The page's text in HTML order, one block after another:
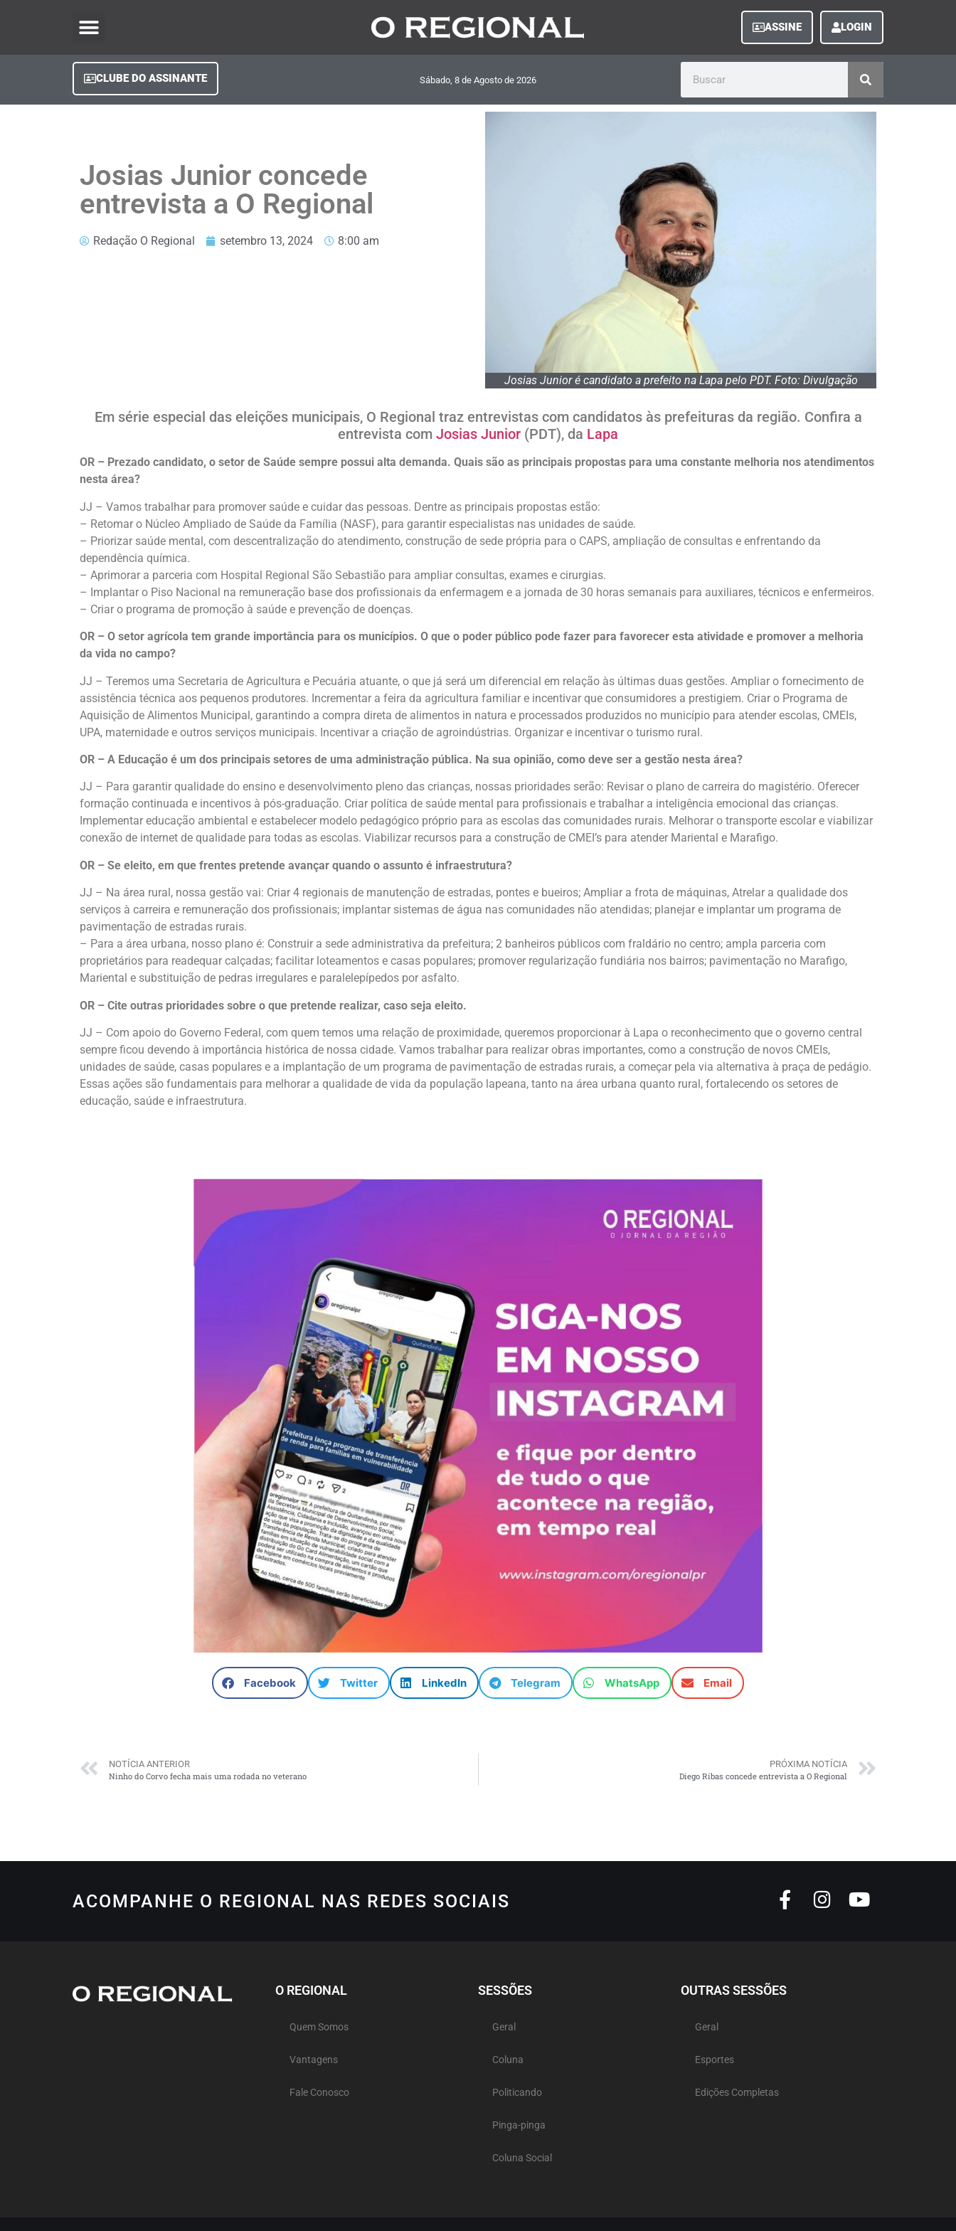
ASSINE LOGIN
CLUBE DO ASSINANTE Sábado, 8 de Agosto de 2026
Josias Junior concede
entrevista a O Regional
Redação O Regional setembro 13, 2024 8:00 am
Josias Junior é candidato a prefeito na Lapa pelo PDT. Foto: Divulgação
Em série especial das eleições municipais, O Regional traz entrevistas com candidatos às prefeituras da região. Confira a
entrevista com Josias Junior (PDT), da Lapa
OR – Prezado candidato, o setor de Saúde sempre possui alta demanda. Quais são as principais propostas para uma constante melhoria nos atendimentos
nesta área?
JJ – Vamos trabalhar para promover saúde e cuidar das pessoas. Dentre as principais propostas estão:
– Retomar o Núcleo Ampliado de Saúde da Família (NASF), para garantir especialistas nas unidades de saúde.
– Priorizar saúde mental, com descentralização do atendimento, construção de sede própria para o CAPS, ampliação de consultas e enfrentando da
dependência química.
– Aprimorar a parceria com Hospital Regional São Sebastião para ampliar consultas, exames e cirurgias.
– Implantar o Piso Nacional na remuneração base dos profissionais da enfermagem e a jornada de 30 horas semanais para auxiliares, técnicos e enfermeiros.
– Criar o programa de promoção à saúde e prevenção de doenças.
OR – O setor agrícola tem grande importância para os municípios. O que o poder público pode fazer para favorecer esta atividade e promover a melhoria
da vida no campo?
JJ – Teremos uma Secretaria de Agricultura e Pecuária atuante, o que já será um diferencial em relação às últimas duas gestões. Ampliar o fornecimento de
assistência técnica aos pequenos produtores. Incrementar a feira da agricultura familiar e incentivar que consumidores a prestigiem. Criar o Programa de
Aquisição de Alimentos Municipal, garantindo a compra direta de alimentos in natura e processados produzidos no município para atender escolas, CMEIs,
UPA, maternidade e outros serviços municipais. Incentivar a criação de agroindústrias. Organizar e incentivar o turismo rural.
OR – A Educação é um dos principais setores de uma administração pública. Na sua opinião, como deve ser a gestão nesta área?
JJ – Para garantir qualidade do ensino e desenvolvimento pleno das crianças, nossas prioridades serão: Revisar o plano de carreira do magistério. Oferecer
formação continuada e incentivos à pós-graduação. Criar política de saúde mental para profissionais e trabalhar a inteligência emocional das crianças.
Implementar educação ambiental e estabelecer modelo pedagógico próprio para as escolas das comunidades rurais. Melhorar o transporte escolar e viabilizar
conexão de internet de qualidade para todas as escolas. Viabilizar recursos para a construção de CMEI’s para atender Mariental e Marafigo.
OR – Se eleito, em que frentes pretende avançar quando o assunto é infraestrutura?
JJ – Na área rural, nossa gestão vai: Criar 4 regionais de manutenção de estradas, pontes e bueiros; Ampliar a frota de máquinas, Atrelar a qualidade dos
serviços à carreira e remuneração dos profissionais; implantar sistemas de água nas comunidades não atendidas; planejar e implantar um programa de
pavimentação de estradas rurais.
– Para a área urbana, nosso plano é: Construir a sede administrativa da prefeitura; 2 banheiros públicos com fraldário no centro; ampla parceria com
proprietários para readequar calçadas; facilitar loteamentos e casas populares; promover regularização fundiária nos bairros; pavimentação no Marafigo,
Mariental e substituição de pedras irregulares e paralelepípedos por asfalto.
OR – Cite outras prioridades sobre o que pretende realizar, caso seja eleito.
JJ – Com apoio do Governo Federal, com quem temos uma relação de proximidade, queremos proporcionar à Lapa o reconhecimento que o governo central
sempre ficou devendo à importância histórica de nossa cidade. Vamos trabalhar para realizar obras importantes, como a construção de novos CMEIs,
unidades de saúde, casas populares e a implantação de um programa de pavimentação de estradas rurais, a começar pela via alternativa à praça de pedágio.
Essas ações são fundamentais para melhorar a qualidade de vida da população lapeana, tanto na área urbana quanto rural, fortalecendo os setores de
educação, saúde e infraestrutura.
Facebook Twitter LinkedIn Telegram WhatsApp Email
NOTÍCIA ANTERIOR
Ninho do Corvo fecha mais uma rodada no veterano
PRÓXIMA NOTÍCIA
Diego Ribas concede entrevista a O Regional
ACOMPANHE O REGIONAL NAS REDES SOCIAIS
O REGIONAL
Quem Somos
Vantagens
Fale Conosco
SESSÕES
Geral
Coluna
Politicando
Pinga-pinga
Coluna Social
OUTRAS SESSÕES
Geral
Esportes
Edições Completas